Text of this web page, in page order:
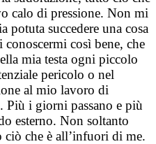
calo di pressione. Non mi
potuta succedere una cosa
così bene, che
mia testa ogni piccolo
pericolo o nel
al mio lavoro di
i giorni passano e più
esterno. Non soltanto
che è all’infuori di me.